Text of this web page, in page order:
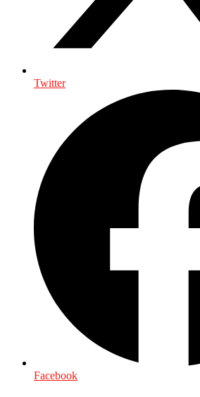
Twitter
Facebook